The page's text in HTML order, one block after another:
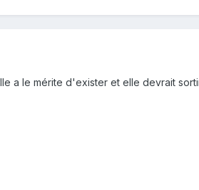
a le mérite d'exister et elle devrait